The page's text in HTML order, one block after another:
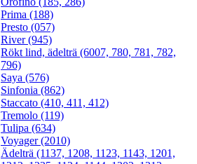
Prima (188)
Presto (057)
River (945)
Rökt lind, ädelträ (6007, 780, 781, 782,
796)
Saya (576)
Sinfonia (862)
Staccato (410, 411, 412)
Tremolo (119)
Tulipa (634)
Voyager (2010)
Ädelträ (1137, 1208, 1123, 1143, 1201,